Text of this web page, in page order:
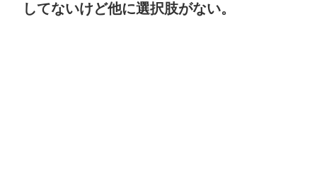
してないけど他に選択肢がない。